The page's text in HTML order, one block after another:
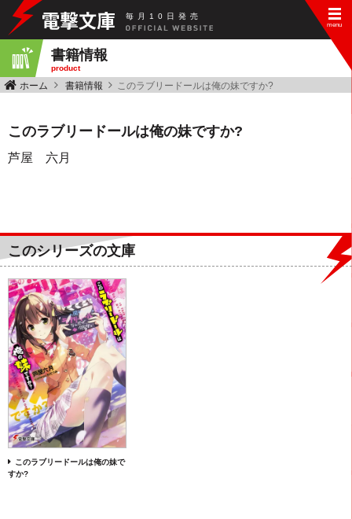
毎 月 10 日 発 売
書籍情報
product
ホーム 書籍情報 このラブリードールは俺の妹ですか?
このラブリードールは俺の妹ですか?
芦屋 六月
このシリーズの文庫
このラブリードールは俺の妹で
すか?